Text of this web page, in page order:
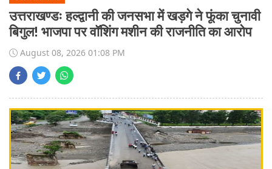
उत्तराखण्डः हल्द्वानी की जनसभा में खड़गे ने फूंका चुनावी
बिगुल! भाजपा पर वॉशिंग मशीन की राजनीति का आरोप
August 08, 2026 01:08 PM